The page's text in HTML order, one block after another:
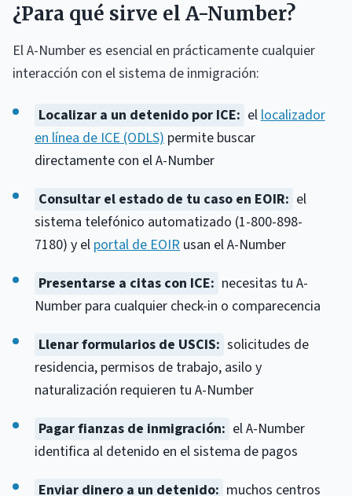
¿Para qué sirve el A-Number?
El A-Number es esencial en prácticamente cualquier
interacción con el sistema de inmigración:
Localizar a un detenido por ICE: el localizador
en línea de ICE (ODLS) permite buscar
directamente con el A-Number
Consultar el estado de tu caso en EOIR: el
sistema telefónico automatizado (1-800-898-
7180) y el portal de EOIR usan el A-Number
Presentarse a citas con ICE: necesitas tu A-
Number para cualquier check-in o comparecencia
Llenar formularios de USCIS: solicitudes de
residencia, permisos de trabajo, asilo y
naturalización requieren tu A-Number
Pagar fianzas de inmigración: el A-Number
identifica al detenido en el sistema de pagos
Enviar dinero a un detenido: muchos centros